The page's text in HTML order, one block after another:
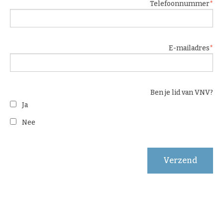
Telefoonnummer
E-mailadres
Ben je lid van VNV?
Ja
Nee
Verzend